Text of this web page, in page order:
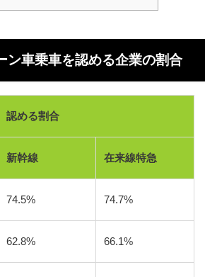
ン車乗車を認める企業の割合
認める割合
新幹線 在来線特急
74.5% 74.7%
62.8% 66.1%